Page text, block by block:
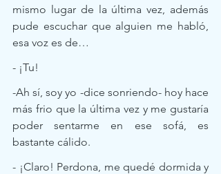
mismo lugar de la última vez, además
pude escuchar que alguien me habló,
esa voz es de…
- ¡Tu!
-Ah sí, soy yo -dice sonriendo- hoy hace
más frio que la última vez y me gustaría
poder sentarme en ese sofá, es
bastante cálido.
- ¡Claro! Perdona, me quedé dormida y